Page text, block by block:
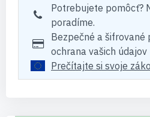
Potrebujete pomôcť?
poradíme.
Bezpečné a
ochrana vašich údajov
Prečítajte si svoje